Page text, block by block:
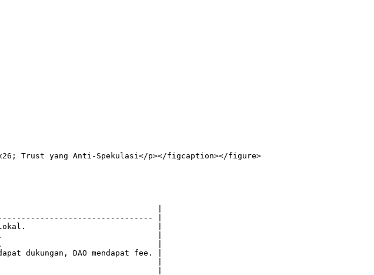
Trust yang Anti-Spekulasi</p></figcaption></figure>
|
|
lokal.                            |
|
|
DAO mendapat fee. |
|
|